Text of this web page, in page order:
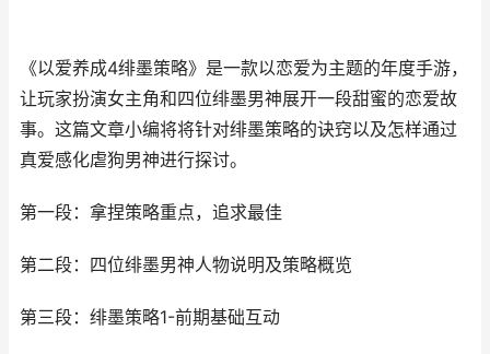
《以爱养成4绯墨策略》是一款以恋爱为主题的年度手游，
让玩家扮演女主角和四位绯墨男神展开一段甜蜜的恋爱故
事。这篇文章小编将将针对绯墨策略的诀窍以及怎样通过
真爱感化虐狗男神进行探讨。
第一段：拿捏策略重点，追求最佳
第二段：四位绯墨男神人物说明及策略概览
第三段：绯墨策略1-前期基础互动